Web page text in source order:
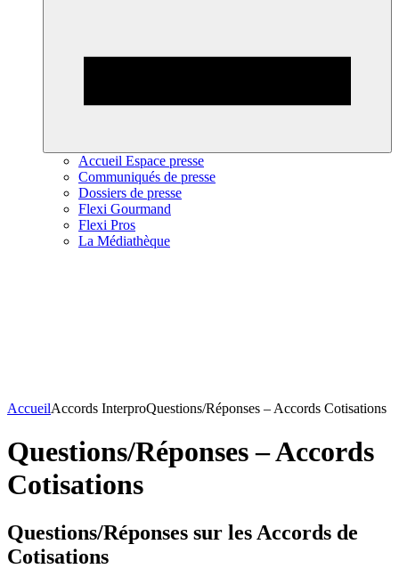
Accueil Espace presse
Communiqués de presse
Dossiers de presse
Flexi Gourmand
Flexi Pros
La Médiathèque
AccueilAccords InterproQuestions/Réponses – Accords Cotisations
Questions/Réponses – Accords
Cotisations
Questions/Réponses sur les Accords de
Cotisations